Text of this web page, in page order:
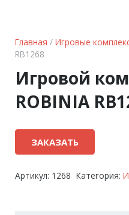
Главная / Игровые
RB1268
Игровой
ROBINIA
ЗАКАЗАТЬ
Артикул: 1268 Категория: